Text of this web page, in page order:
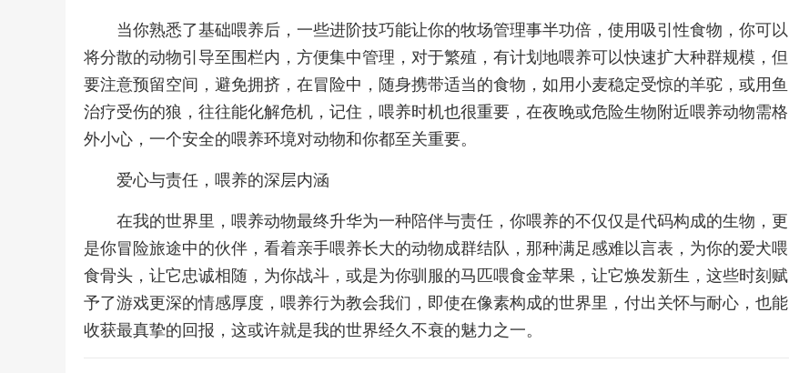
当你熟悉了基础喂养后，一些进阶技巧能让你的牧场管理事半功倍，使用吸引性食物，你可以
将分散的动物引导至围栏内，方便集中管理，对于繁殖，有计划地喂养可以快速扩大种群规模，但
要注意预留空间，避免拥挤，在冒险中，随身携带适当的食物，如用小麦稳定受惊的羊驼，或用鱼
治疗受伤的狼，往往能化解危机，记住，喂养时机也很重要，在夜晚或危险生物附近喂养动物需格
外小心，一个安全的喂养环境对动物和你都至关重要。
爱心与责任，喂养的深层内涵
在我的世界里，喂养动物最终升华为一种陪伴与责任，你喂养的不仅仅是代码构成的生物，更
是你冒险旅途中的伙伴，看着亲手喂养长大的动物成群结队，那种满足感难以言表，为你的爱犬喂
食骨头，让它忠诚相随，为你战斗，或是为你驯服的马匹喂食金苹果，让它焕发新生，这些时刻赋
予了游戏更深的情感厚度，喂养行为教会我们，即使在像素构成的世界里，付出关怀与耐心，也能
收获最真挚的回报，这或许就是我的世界经久不衰的魅力之一。